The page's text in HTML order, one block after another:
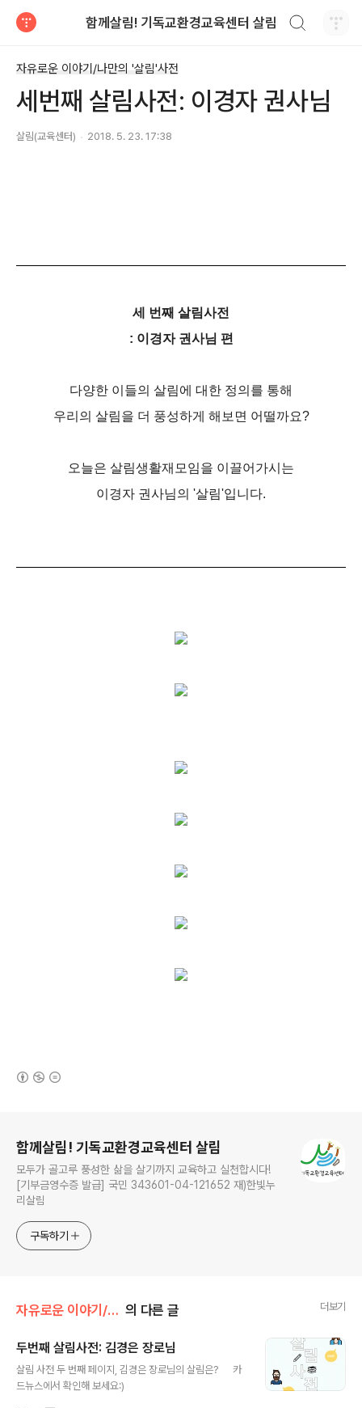
함께살림! 기독교환경교육센터 살림
자유로운 이야기/나만의 '살림'사전
세번째 살림사전: 이경자 권사님
살림(교육센터) 2018. 5. 23. 17:38
세 번째 살림사전
: 이경자 권사님 편
다양한 이들의 살림에 대한 정의를 통해
우리의 살림을 더 풍성하게 해보면 어떨까요?
오늘은 살림생활재모임을 이끌어가시는
이경자 권사님의 '살림'입니다.
함께살림! 기독교환경교육센터 살림
모두가 골고루 풍성한 삶을 살기까지 교육하고 실천합시다!
[기부금영수증 발급] 국민 343601-04-121652 재)한빛누
리살림
구독하기
자유로운 이야기/나만의 '살림'사전 의 다른 글 더보기
두번째 살림사전: 김경은 장로님
살림 사전 두 번째 페이지, 김경은 장로님의 살림은? 카
드뉴스에서 확인해 보세요:)